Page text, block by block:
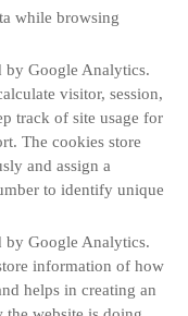
while browsing
by Google Analytics.
visitor, session,
track of site usage for
The cookies store
and assign a
to identify unique
by Google Analytics.
information of how
helps in creating an